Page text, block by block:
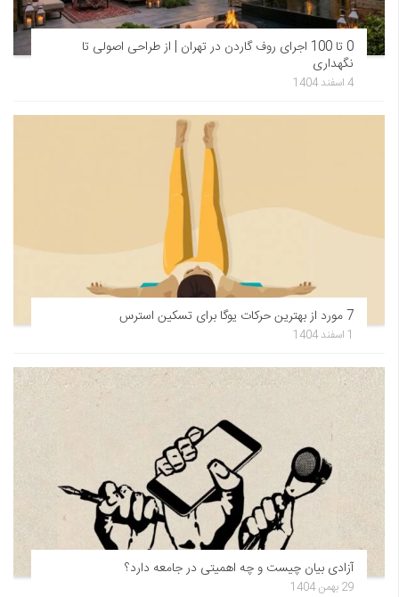
0 تا 100 اجرای روف گاردن در تهران | از طراحی اصولی تا
نگهداری
4 اسفند 1404
7 مورد از بهترین حرکات یوگا برای تسکین استرس
1 اسفند 1404
آزادی بیان چیست و چه اهمیتی در جامعه دارد؟
29 بهمن 1404